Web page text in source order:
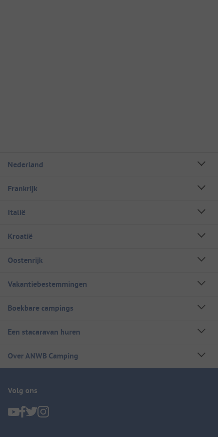
Nederland
Frankrijk
Italië
Kroatië
Oostenrijk
Vakantiebestemmingen
Boekbare campings
Een stacaravan huren
Over ANWB Camping
Volg ons